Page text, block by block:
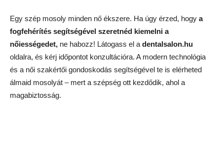
Egy szép mosoly minden nő ékszere. Ha úgy érzed, hogy a
fogfehérítés segítségével szeretnéd kiemelni a
nőiességedet, ne habozz! Látogass el a dentalsalon.hu
oldalra, és kérj időpontot konzultációra. A modern technológia
és a női szakértői gondoskodás segítségével te is elérheted
álmaid mosolyát – mert a szépség ott kezdődik, ahol a
magabiztosság.